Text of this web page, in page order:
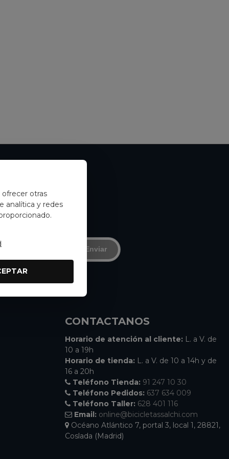
ofrecer otras
analítica y redes
un 15% de
Enviar
CONTACTANOS
Horario de atención al cliente: L. a V. de
10 a 19h
Horario de tienda: L. a V. de 10 a 14h y de
16 a 20h
Teléfono Tienda: 91 247 10 30
Teléfono Pedidos: 637 634 009
Teléfono Taller: 628 401 116
Email: online@bicicletassalchi.com
Océano Atlántico 7, portal 3, local 1, 28821,
Coslada (Madrid)